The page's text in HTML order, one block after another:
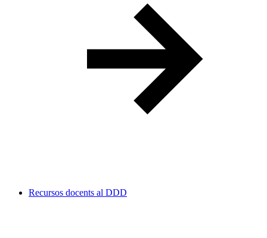
Recursos docents al DDD